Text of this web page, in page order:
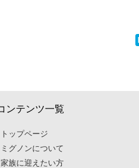
トップページ
ミグノンについて
家族に迎えたい方